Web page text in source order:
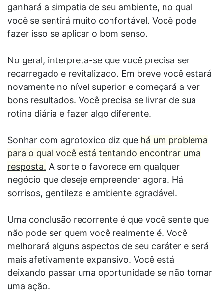
ganhará a simpatia de seu ambiente, no qual
você se sentirá muito confortável. Você pode
fazer isso se aplicar o bom senso.
No geral, interpreta-se que você precisa ser
recarregado e revitalizado. Em breve você estará
novamente no nível superior e começará a ver
bons resultados. Você precisa se livrar de sua
rotina diária e fazer algo diferente.
Sonhar com agrotoxico diz que há um problema
para o qual você está tentando encontrar uma
resposta. A sorte o favorece em qualquer
negócio que deseje empreender agora. Há
sorrisos, gentileza e ambiente agradável.
Uma conclusão recorrente é que você sente que
não pode ser quem você realmente é. Você
melhorará alguns aspectos de seu caráter e será
mais afetivamente expansivo. Você está
deixando passar uma oportunidade se não tomar
uma ação.